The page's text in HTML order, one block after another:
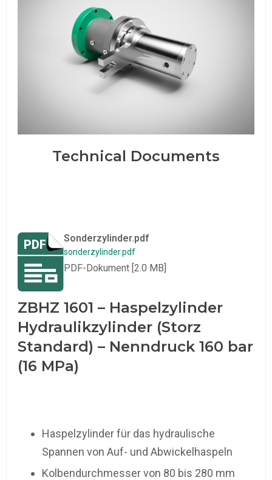
Technical Documents
Sonderzylinder.pdf
sonderzylinder.pdf
PDF-Dokument [2.0 MB]
ZBHZ 1601 – Haspelzylinder
Hydraulikzylinder (Storz
Standard) – Nenndruck 160 bar
(16 MPa)
Haspelzylinder für das hydraulische
Spannen von Auf- und Abwickelhaspeln
Kolbendurchmesser von 80 bis 280 mm